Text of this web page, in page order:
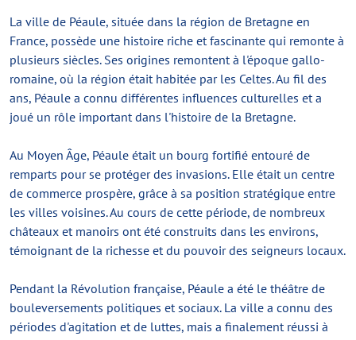
La ville de Péaule, située dans la région de Bretagne en
France, possède une histoire riche et fascinante qui remonte à
plusieurs siècles. Ses origines remontent à l'époque gallo-
romaine, où la région était habitée par les Celtes. Au fil des
ans, Péaule a connu différentes influences culturelles et a
joué un rôle important dans l'histoire de la Bretagne.
Au Moyen Âge, Péaule était un bourg fortifié entouré de
remparts pour se protéger des invasions. Elle était un centre
de commerce prospère, grâce à sa position stratégique entre
les villes voisines. Au cours de cette période, de nombreux
châteaux et manoirs ont été construits dans les environs,
témoignant de la richesse et du pouvoir des seigneurs locaux.
Pendant la Révolution française, Péaule a été le théâtre de
bouleversements politiques et sociaux. La ville a connu des
périodes d'agitation et de luttes, mais a finalement réussi à